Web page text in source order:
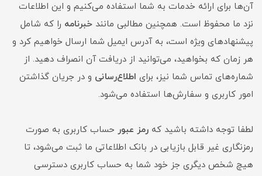
آن‌ها برای ارائه خدمات به شما استفاده می‌کنیم و این اطلاعات
نزد ما محفوظ است. همچنین مطالبی مانند خبرنامه را که شامل
پیشنهادهای ویژه است، به آدرس ایمیل شما ارسال خواهیم کرد و
هر زمان که بخواهید، می‌توانید از دریافت آن انصراف دهید. از
شماره‌های تماس شما نیز، برای اطلاع‌رسانی و در جریان گذاشتن
امور کاربری و سفارش‌ها استفاده می‌شود.
لطفا توجه داشته باشید که رمز عبور حساب کاربری به صورت
رمزنگاری غیر قابل بازیابی در بانک اطلاعاتی ما ثبت می‌شود، تا
هیچ شخص دیگری جز خود شما به حساب کاربری دسترسی